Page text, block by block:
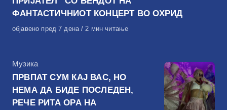
ФАНТАСТИЧНИОТ КОНЦЕРТ ВО ОХРИД
Објавено
објавено пред 7 дена 2 мин читање
КАтегорија
Музика
ПРВПАТ СУМ КАЈ ВАС, НО
НЕМА ДА БИДЕ ПОСЛЕДЕН,
РЕЧЕ РИТА ОРА НА